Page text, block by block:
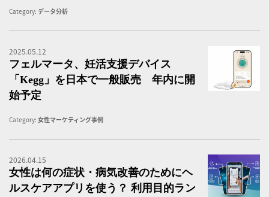
Category: データ分析
2025.05.12
フェルマータ、妊活支援デバイス
「kegg」を日本で一般販売 年内に開
始予定
Category: 女性マーケティング事例
2026.04.15
女性は何の症状・病気改善のためにヘ
ルスケアアプリを使う？ 利用目的ラン